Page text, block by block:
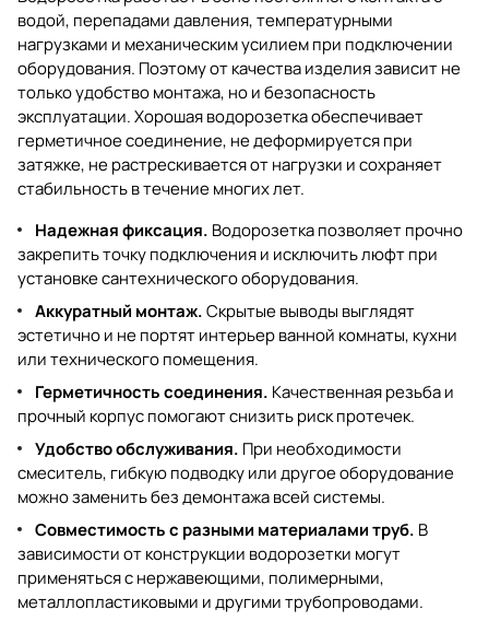
водой, перепадами давления, температурными
нагрузками и механическим усилием при подключении
оборудования. Поэтому от качества изделия зависит не
только удобство монтажа, но и безопасность
эксплуатации. Хорошая водорозетка обеспечивает
герметичное соединение, не деформируется при
затяжке, не растрескивается от нагрузки и сохраняет
стабильность в течение многих лет.
Надежная фиксация. Водорозетка позволяет прочно
закрепить точку подключения и исключить люфт при
установке сантехнического оборудования.
Аккуратный монтаж.Скрытые выводы выглядят
эстетично и не портят интерьер ванной комнаты, кухни
или технического помещения.
Герметичность соединения. Качественная резьба и
прочный корпус помогают снизить риск протечек.
Удобство обслуживания. При необходимости
смеситель, гибкую подводку или другое оборудование
можно заменить без демонтажа всей системы.
Совместимость с разными материалами труб. В
зависимости от конструкции водорозетки могут
применяться с нержавеющими, полимерными,
металлопластиковыми и другими трубопроводами.